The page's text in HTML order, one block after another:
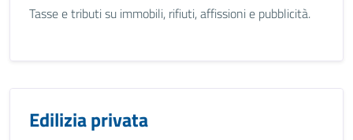
Tasse e tributi su immobili, rifiuti, affissioni e pubblicità.
Edilizia privata